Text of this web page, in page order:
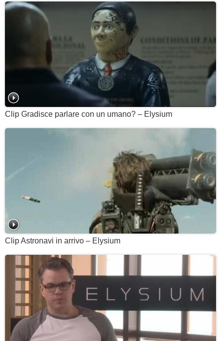
Clip Gradisce parlare con un umano? – Elysium
Clip Astronavi in arrivo – Elysium